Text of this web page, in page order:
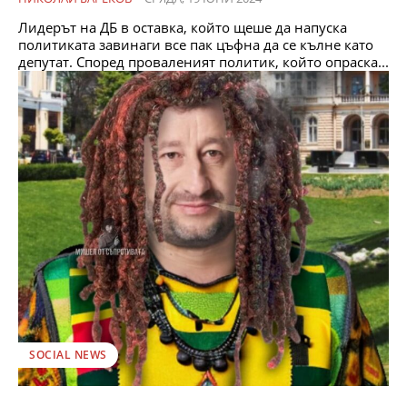
Лидерът на ДБ в оставка, който щеше да напуска
политиката завинаги все пак цъфна да се кълне като
депутат. Според проваленият политик, който опраска...
SOCIAL NEWS